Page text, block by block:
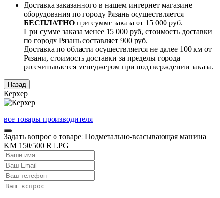
Доставка заказанного в нашем интернет магазине
оборудования по городу Рязань осуществляется
БЕСПЛАТНО при сумме заказа от 15 000 руб.
При сумме заказа менее 15 000 руб, стоимость доставки
по городу Рязань составляет 900 руб.
Доставка по области осуществляется не далее 100 км от
Рязани, стоимость доставки за пределы города
рассчитывается менеджером при подтверждении заказа.
Керхер
все товары производителя
Задать вопрос о товаре: Подметально-всасывающая машина
KM 150/500 R LPG